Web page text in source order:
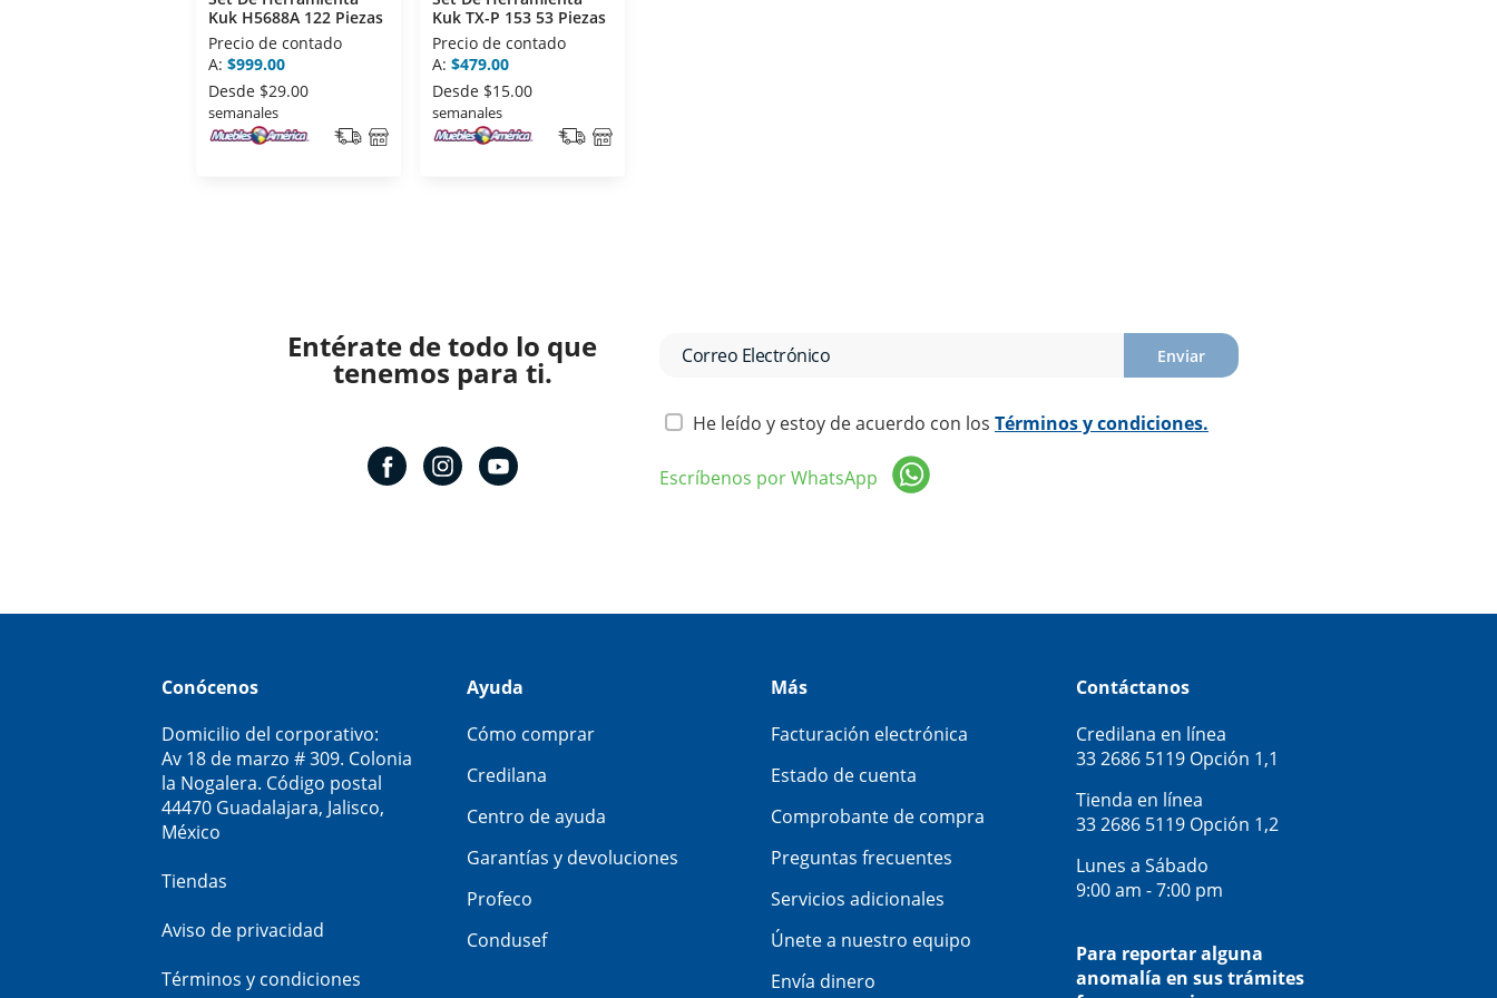
Kuk H5688A 122 Piezas
Precio de contado
A: $999.00
Desde $29.00
semanales
Kuk TX-P 153 53 Piezas
Precio de contado
A: $479.00
Desde $15.00
semanales
Entérate de todo lo que
tenemos para ti. Enviar
He leído y estoy de acuerdo con los Términos y condiciones.
Escríbenos por WhatsApp
Conócenos
Domicilio del corporativo:
Av 18 de marzo # 309. Colonia
la Nogalera. Código postal
44470 Guadalajara, Jalisco,
México
Tiendas
Aviso de privacidad
Términos y condiciones
Ayuda
Cómo comprar
Credilana
Centro de ayuda
Garantías y devoluciones
Profeco
Condusef
Más
Facturación electrónica
Estado de cuenta
Comprobante de compra
Preguntas frecuentes
Servicios adicionales
Únete a nuestro equipo
Envía dinero
Contáctanos
Credilana en línea
33 2686 5119 Opción 1,1
Tienda en línea
33 2686 5119 Opción 1,2
Lunes a Sábado
9:00 am - 7:00 pm
Para reportar alguna
anomalía en sus trámites